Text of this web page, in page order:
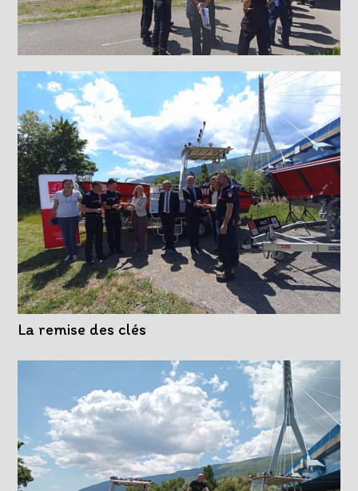
La remise des clés